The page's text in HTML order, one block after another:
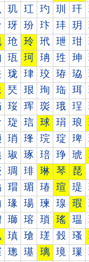
玑 玒 玓 玔 玕
玡 玢 玣 玤 玥
玱 玲 玳 玴 玵
珁 珂 珃 珄 珅
珑 珒 珓 珔 珕
珡 珢 珣 珤 珥
珱 珲 珳 珴 珵
琁 琂 球 琄 琅
琑 琒 琓 琔 琕
琡 琢 琣 琤 琥
琱 琲 琳 琴 琵
瑁 瑂 瑃 瑄 瑅
瑑 瑒 瑓 瑔 瑕
瑡 瑢 瑣 瑤 瑥
瑱 瑲 瑳 瑴 瑵
璁 璂 璃 璄 璅